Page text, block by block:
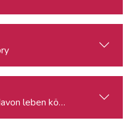
leben können: So geht's